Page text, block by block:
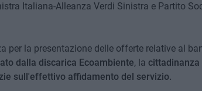
Italiana-Alleanza Verdi Sinistra e Partito
per la presentazione delle offerte relative al
dalla discarica Ecoambiente, la cittadinanza
sull'effettivo affidamento del servizio.